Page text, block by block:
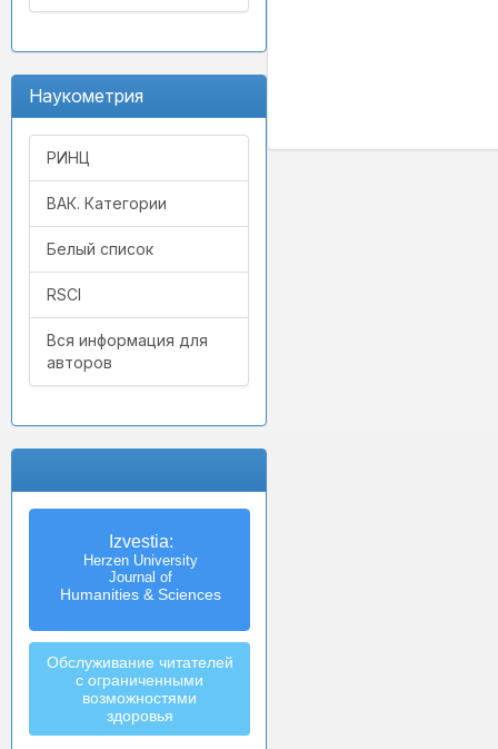
Наукометрия
РИНЦ
ВАК. Категории
Белый список
RSCI
Вся информация для
авторов
Izvestia:
Herzen University
Journal of
Humanities & Sciences
Обслуживание читателей
с ограниченными
возможностями
здоровья